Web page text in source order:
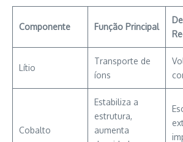
Componente Função Principal
Lítio
Transporte de
íons
Cobalto
Estabiliza a
estrutura,
aumenta